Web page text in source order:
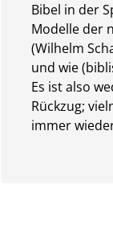
Bibel in der
Modelle der
(Wilhelm
und wie
Es ist also
Rückzug;
immer